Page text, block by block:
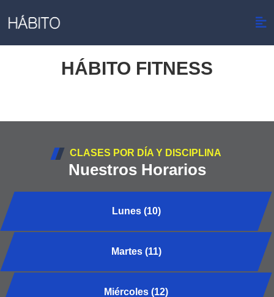
HÁBITO FITNESS
CLASES POR DÍA Y DISCIPLINA
Nuestros Horarios
Lunes (10)
Martes (11)
Miércoles (12)